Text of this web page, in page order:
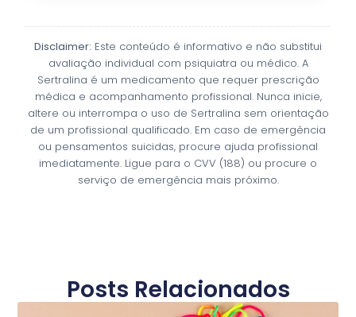
Disclaimer: Este conteúdo é informativo e não substitui
avaliação individual com psiquiatra ou médico. A
Sertralina é um medicamento que requer prescrição
médica e acompanhamento profissional. Nunca inicie,
altere ou interrompa o uso de Sertralina sem orientação
de um profissional qualificado. Em caso de emergência
ou pensamentos suicidas, procure ajuda profissional
imediatamente. Ligue para o CVV (188) ou procure o
serviço de emergência mais próximo.
Posts Relacionados